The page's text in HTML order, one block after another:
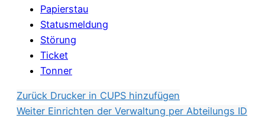
Papierstau
Statusmeldung
Störung
Ticket
Tonner
Zurück Drucker in CUPS hinzufügen
Weiter Einrichten der Verwaltung per Abteilungs ID